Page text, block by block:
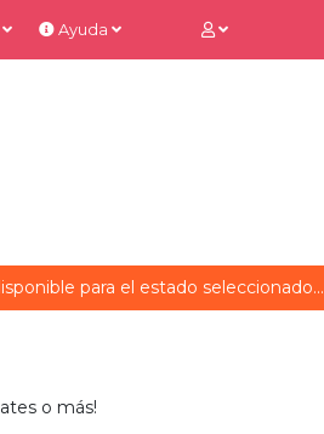
Ayuda
para el estado seleccionado...
o más!